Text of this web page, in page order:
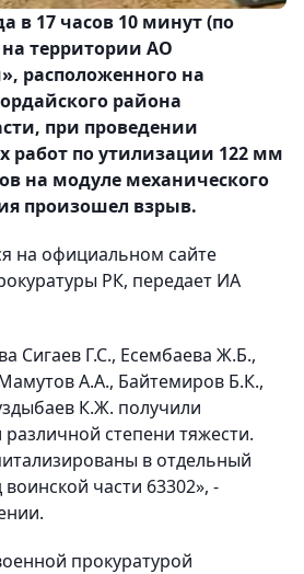
в 17 часов 10 минут (по
территории АО
расположенного на
района
при проведении
работ по утилизации 122 мм
на модуле механического
произошел взрыв.
на официальном сайте
РК, передает ИА
Сигаев Г.С., Есембаева Ж.Б.,
А.А., Байтемиров Б.К.,
К.Ж. получили
степени тяжести.
в отдельный
части 63302», -
прокуратурой